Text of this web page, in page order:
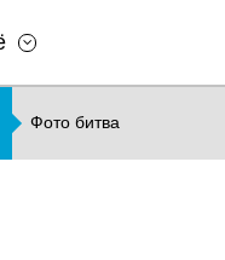
Фото битва